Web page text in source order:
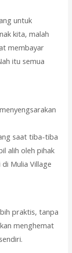
untuk
kita, malah
membayar
itu semua
saat tiba-tiba
alih oleh pihak
Mulia Village
praktis, tanpa
menghemat